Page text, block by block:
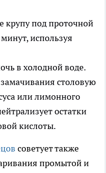
крупу под проточной
используя
в холодной воде.
столовую
или лимонного
остатки
кислоты.
советует также
промытой и